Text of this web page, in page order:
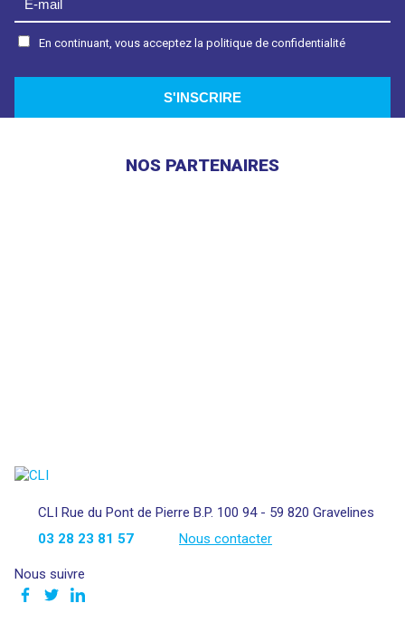
En continuant, vous acceptez la politique de confidentialité
NOS PARTENAIRES
CLI Rue du Pont de Pierre B.P. 100 94 - 59 820 Gravelines
03 28 23 81 57
Nous contacter
Nous suivre